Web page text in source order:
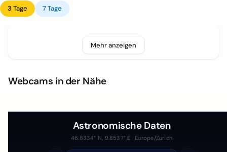
3 Tage 7 Tage
Mehr anzeigen
Webcams in der Nähe
Astronomische Daten
46.8334° N, 9.8537° E · Europe/Zurich